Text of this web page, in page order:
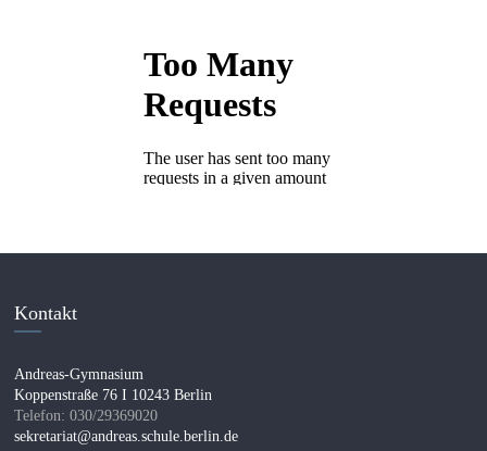
Kontakt
Andreas-Gymnasium
Koppenstraße 76 I 10243 Berlin
Telefon: 030/29369020
sekretariat@andreas.schule.berlin.de